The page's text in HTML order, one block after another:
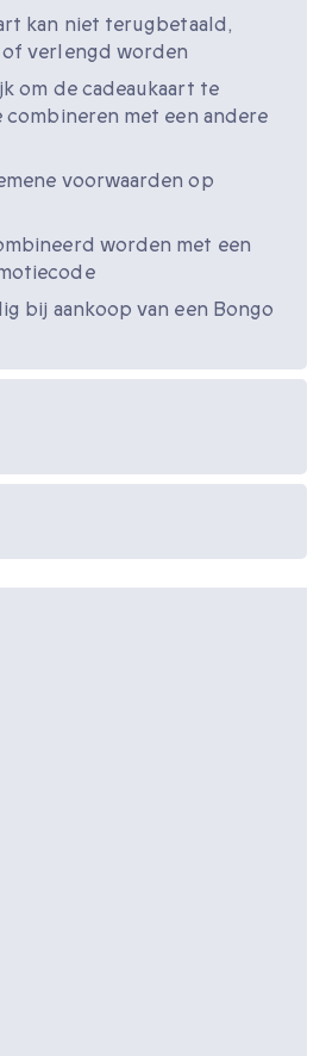
kan niet terugbetaald,
verlengd worden
om de cadeaukaart te
met een andere
voorwaarden op
worden met een
bij aankoop van een Bongo